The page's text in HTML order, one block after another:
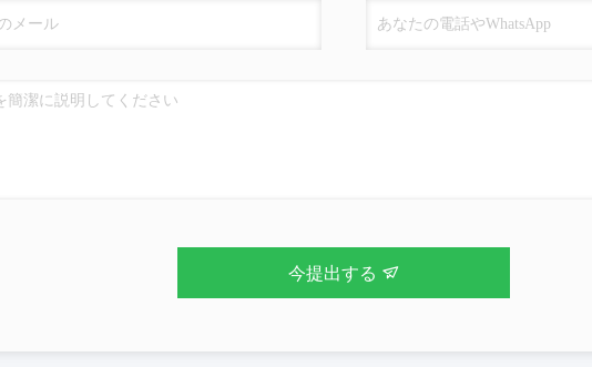
今提出する